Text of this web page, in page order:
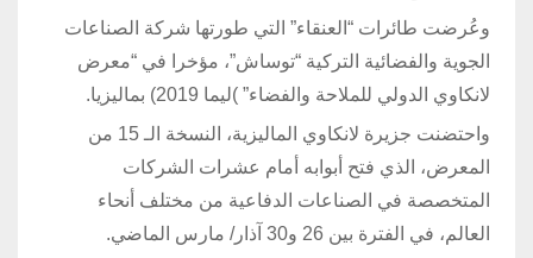
وعُرضت طائرات “العنقاء” التي طورتها شركة الصناعات
الجوية والفضائية التركية “توساش”، مؤخرا في “معرض
لانكاوي الدولي للملاحة والفضاء” )ليما 2019) بماليزيا.
واحتضنت جزيرة لانكاوي الماليزية، النسخة الـ 15 من
المعرض، الذي فتح أبوابه أمام عشرات الشركات
المتخصصة في الصناعات الدفاعية من مختلف أنحاء
العالم، في الفترة بين 26 و30 آذار/ مارس الماضي.